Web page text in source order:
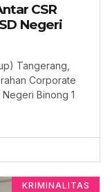
CSR
Negeri
Tangerang,
Corporate
Binong 1
KRIMINALITAS